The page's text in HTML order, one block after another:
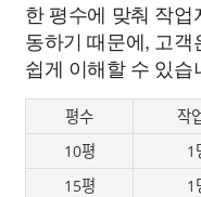
한 평수에 맞춰 작
동하기 때문에, 고
쉽게 이해할 수 있습
평수 작
10평
1
15평
1